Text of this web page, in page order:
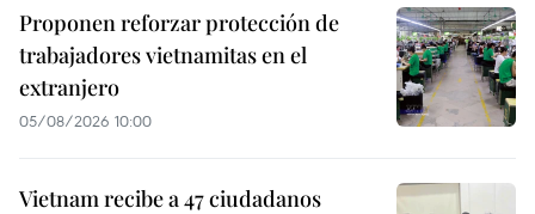
Proponen reforzar protección de
trabajadores vietnamitas en el
extranjero
05/08/2026 10:00
Vietnam recibe a 47 ciudadanos